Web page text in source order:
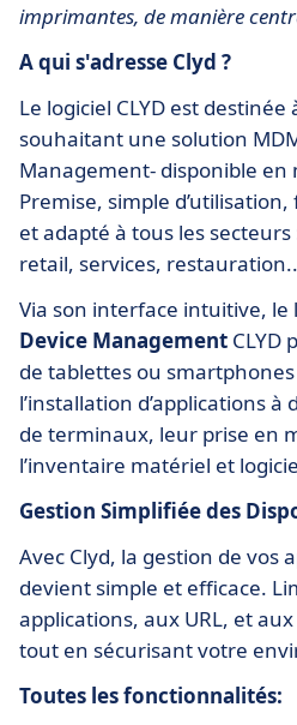
imprimantes, de manière
A qui s'adresse Clyd ?
Le logiciel CLYD est
souhaitant une solution
Management- disponible en
Premise, simple
et adapté à tous les
retail, services,
Via son interface intuitive, le
Device Management CLYD
de tablettes ou
l’installation d’applications
de terminaux, leur prise en
l’inventaire matériel et
Gestion Simplifiée des
Avec Clyd, la gestion de vos
devient simple et efficace.
applications, aux URL, et
tout en sécurisant votre
Toutes les fonctionnalités: